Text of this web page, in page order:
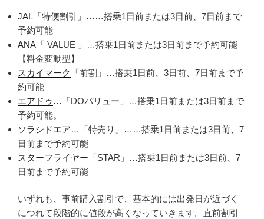
JAL 「特便割引」……搭乗1日前または3日前、7日前まで
予約可能
ANA 「 VALUE 」…搭乗1日前または3日前まで予約可能
【料金変動型】
スカイマーク
「前割」…搭乗1日前、3日前、7日前まで予
約可能
エアドゥ …「DOバリュー」…搭乗1日前または3日前まで
予約可能。
ソラシドエア…「特売り」……搭乗1日前または3日前、7
日前まで予約可能
スターフライヤー 「STAR」…搭乗1日前または3日前、7
日前まで予約可能
いずれも、事前購入割引で、基本的には出発日が近づく
につれて段階的に値段が高くなっていきます。直前割引